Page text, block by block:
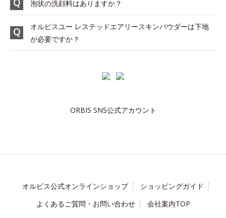
泡状の洗顔料はありますか？
オルビスユー レステッドエアリースキンパウダーは下地
が必要ですか？
ORBIS SNS公式アカウント
オルビス公式オンラインショップ
ショッピングガイド
よくあるご質問・お問い合わせ
会社案内TOP